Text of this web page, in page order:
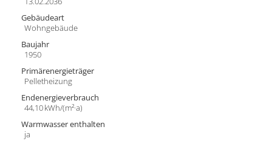
Gebäudeart
Wohngebäude
Baujahr
1950
Primärenergieträger
Pelletheizung
Endenergie­verbrauch
44,10 kWh/(m²·a)
Warmwasser enthalten
ja